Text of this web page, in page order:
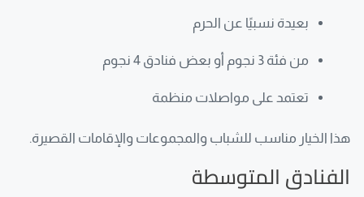
بعيدة نسبيًا عن الحرم
من فئة 3 نجوم أو بعض فنادق 4 نجوم
تعتمد على مواصلات منظمة
هذا الخيار مناسب للشباب والمجموعات والإقامات القصيرة.
الفنادق المتوسطة